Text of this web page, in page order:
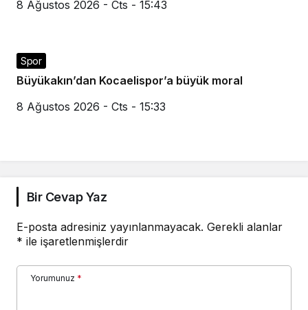
8 Ağustos 2026 - Cts - 15:43
Spor
Büyükakın’dan Kocaelispor’a büyük moral
8 Ağustos 2026 - Cts - 15:33
Bir Cevap Yaz
E-posta adresiniz yayınlanmayacak. Gerekli alanlar
* ile işaretlenmişlerdir
Yorumunuz *